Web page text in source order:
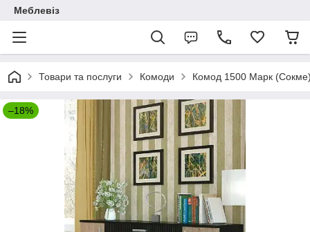
Меблевіз
Товари та послуги Комоди Комод 1500 Марк
–18%